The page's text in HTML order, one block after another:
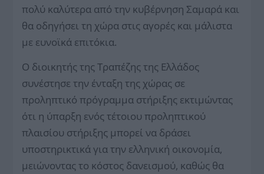
πολύ καλύτερα από την κυβέρνηση Σαμαρά και
θα οδηγήσει τη χώρα στις αγορές και μάλιστα
με ευνοϊκά επιτόκια.
Ο διοικητής της Τραπέζης της Ελλάδος
συνέστησε την ένταξη της χώρας σε
προληπτικό πρόγραμμα στήριξης εκτιμώντας
ότι η ύπαρξη ενός τέτοιου προληπτικού
πλαισίου στήριξης μπορεί να δράσει
υποστηρικτικά για την ελληνική οικονομία,
μειώνοντας το κόστος δανεισμού, καθώς θα